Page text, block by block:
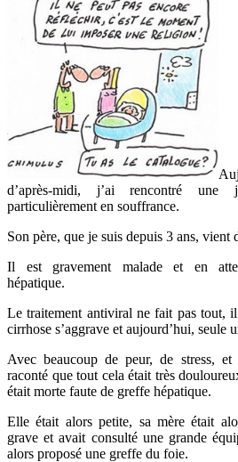
d’après-midi, j’ai rencontré
particulièrement en souffrance.
Son père, que je suis depuis 3 ans, vient
Il est gravement malade et en
hépatique.
Le traitement antiviral ne fait pas tout,
cirrhose s’aggrave et aujourd’hui, seule
Avec beaucoup de peur, de stress, et
raconté que tout cela était très
était morte faute de greffe hépatique.
Elle était alors petite, sa mère était
grave et avait consulté une grande
alors proposé une greffe du foie.